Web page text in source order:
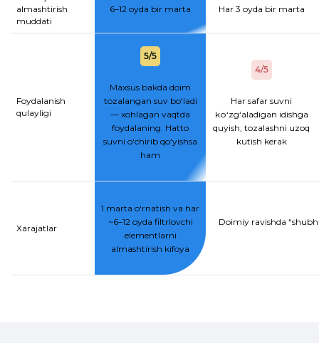
almashtirish
muddati
6–12 oyda bir marta Har 3 oyda bir marta
Foydalanish
qulayligi
5/5
Maxsus bakda doim
tozalangan suv bo‘ladi
— xohlagan vaqtda
foydalaning. Hatto
suvni o‘chirib qo‘yishsa
ham
4/5
Har safar suvni
kо‘zg‘aladigan idishga
quyish, tozalashni uzoq
kutish kerak
Xarajatlar
1 marta o‘rnatish va har
~6–12 oyda filtrlovchi
elementlarni
almashtirish kifoya
Doimiy ravishda